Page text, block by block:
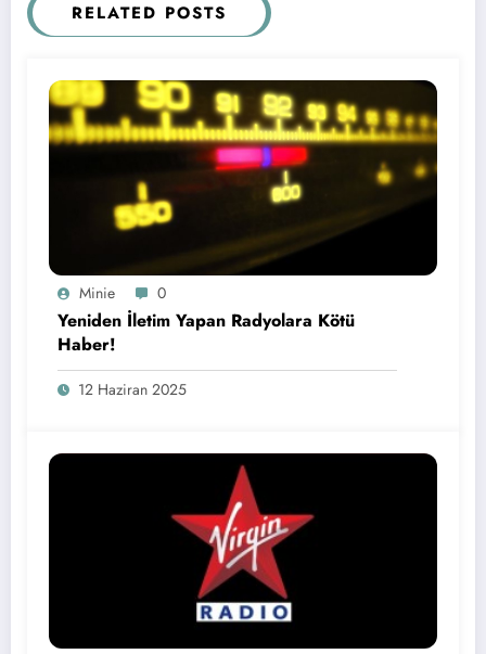
RELATED POSTS
Minie 0
Yeniden İletim Yapan Radyolara Kötü
Haber!
12 Haziran 2025